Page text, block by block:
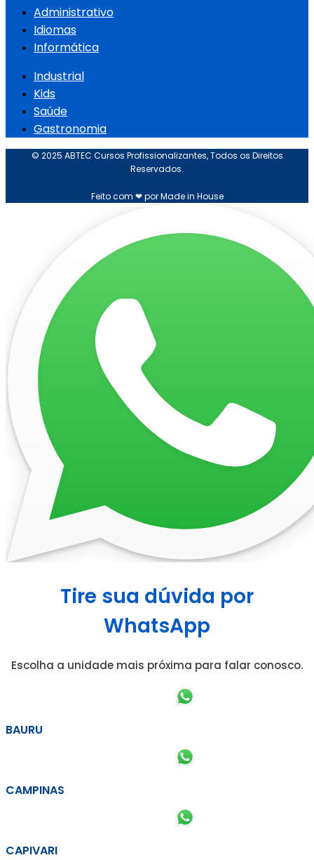
Administrativo
Idiomas
Informática
Industrial
Kids
Saúde
Gastronomia
© 2025 ABTEC Cursos Profissionalizantes, Todos os Direitos
Reservados.
Feito com ❤ por Made in House
Tire sua dúvida por
WhatsApp
Escolha a unidade mais próxima para falar conosco.
BAURU
CAMPINAS
CAPIVARI